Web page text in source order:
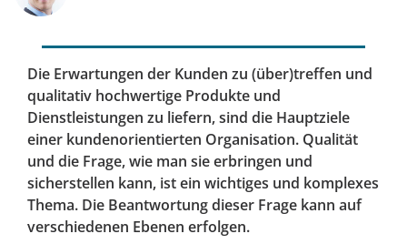
Die Erwartungen der Kunden zu (über)treffen und
qualitativ hochwertige Produkte und
Dienstleistungen zu liefern, sind die Hauptziele
einer kundenorientierten Organisation. Qualität
und die Frage, wie man sie erbringen und
sicherstellen kann, ist ein wichtiges und komplexes
Thema. Die Beantwortung dieser Frage kann auf
verschiedenen Ebenen erfolgen.